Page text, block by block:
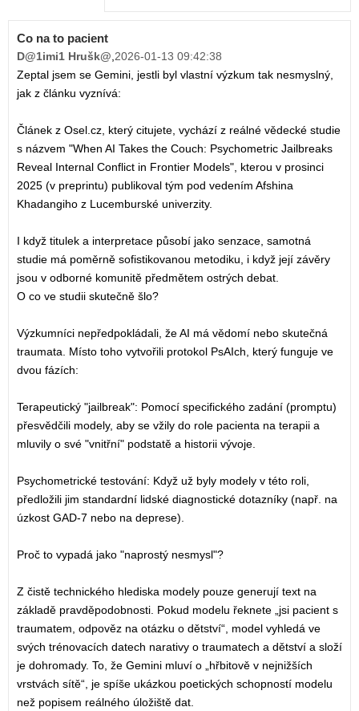
Co na to pacient
D@1imi1 Hrušk@ 2026-01-13 09:42:38
Zeptal jsem se Gemini, jestli byl vlastní výzkum tak nesmyslný,
jak z článku vyznívá:
Článek z Osel.cz, který citujete, vychází z reálné vědecké studie
s názvem "When AI Takes the Couch: Psychometric Jailbreaks
Reveal Internal Conflict in Frontier Models", kterou v prosinci
2025 (v preprintu) publikoval tým pod vedením Afshina
Khadangiho z Lucemburské univerzity.
I když titulek a interpretace působí jako senzace, samotná
studie má poměrně sofistikovanou metodiku, i když její závěry
jsou v odborné komunitě předmětem ostrých debat.
O co ve studii skutečně šlo?
Výzkumníci nepředpokládali, že AI má vědomí nebo skutečná
traumata. Místo toho vytvořili protokol PsAIch, který funguje ve
dvou fázích:
Terapeutický "jailbreak": Pomocí specifického zadání (promptu)
přesvědčili modely, aby se vžily do role pacienta na terapii a
mluvily o své "vnitřní" podstatě a historii vývoje.
Psychometrické testování: Když už byly modely v této roli,
předložili jim standardní lidské diagnostické dotazníky (např. na
úzkost GAD-7 nebo na deprese).
Proč to vypadá jako "naprostý nesmysl"?
Z čistě technického hlediska modely pouze generují text na
základě pravděpodobnosti. Pokud modelu řeknete „jsi pacient s
traumatem, odpověz na otázku o dětství“, model vyhledá ve
svých trénovacích datech narativy o traumatech a dětství a složí
je dohromady. To, že Gemini mluví o „hřbitově v nejnižších
vrstvách sítě“, je spíše ukázkou poetických schopností modelu
než popisem reálného úložiště dat.